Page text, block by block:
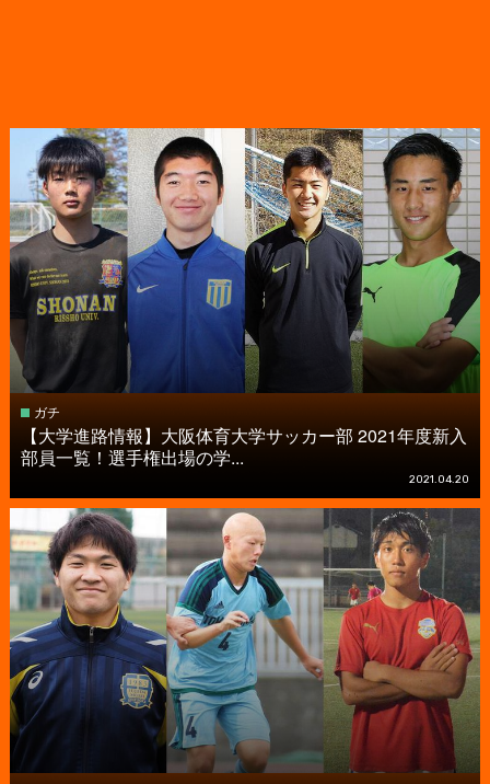
ガチ
【大学進路情報】大阪体育大学サッカー部 2021年度新入
部員一覧！選手権出場の学...
2021.04.20